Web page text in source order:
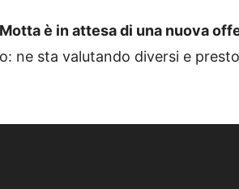
è in attesa di una nuova
ne sta valutando diversi e